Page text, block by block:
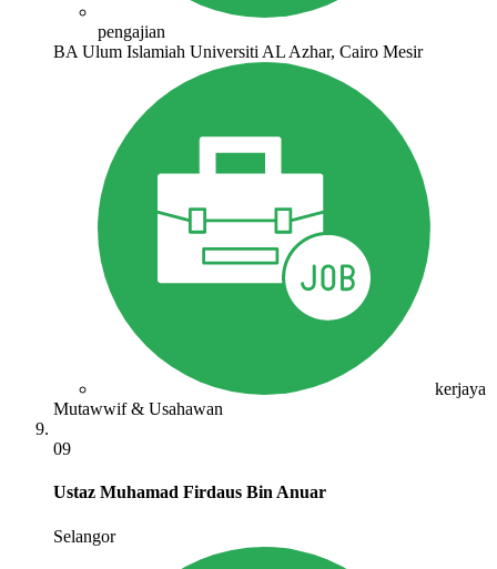
pengajian
BA Ulum Islamiah Universiti AL Azhar, Cairo Mesir
kerjaya
Mutawwif & Usahawan
09
Ustaz Muhamad Firdaus Bin Anuar
Selangor